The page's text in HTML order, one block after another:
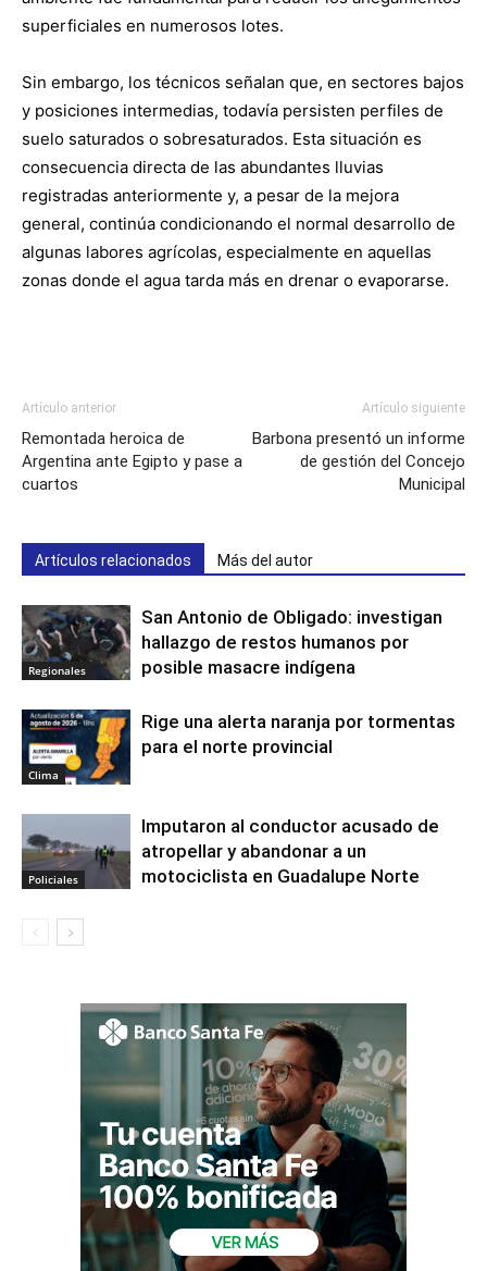
superficiales en numerosos lotes.
Sin embargo, los técnicos señalan que, en sectores bajos
y posiciones intermedias, todavía persisten perfiles de
suelo saturados o sobresaturados. Esta situación es
consecuencia directa de las abundantes lluvias
registradas anteriormente y, a pesar de la mejora
general, continúa condicionando el normal desarrollo de
algunas labores agrícolas, especialmente en aquellas
zonas donde el agua tarda más en drenar o evaporarse.
Artículo anterior
Remontada heroica de
Argentina ante Egipto y pase a
cuartos
Artículo siguiente
Barbona presentó un informe
de gestión del Concejo
Municipal
Artículos relacionados Más del autor
Regionales
San Antonio de Obligado: investigan
hallazgo de restos humanos por
posible masacre indígena
Clima
Rige una alerta naranja por tormentas
para el norte provincial
Policiales
Imputaron al conductor acusado de
atropellar y abandonar a un
motociclista en Guadalupe Norte